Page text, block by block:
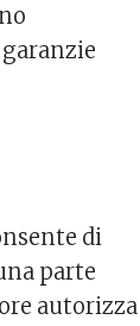
di
parte
autorizza